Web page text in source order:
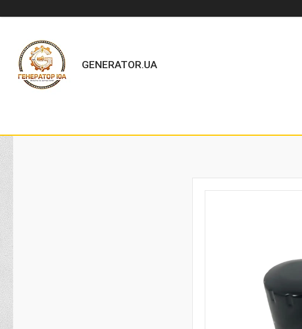
GENERATOR.UA